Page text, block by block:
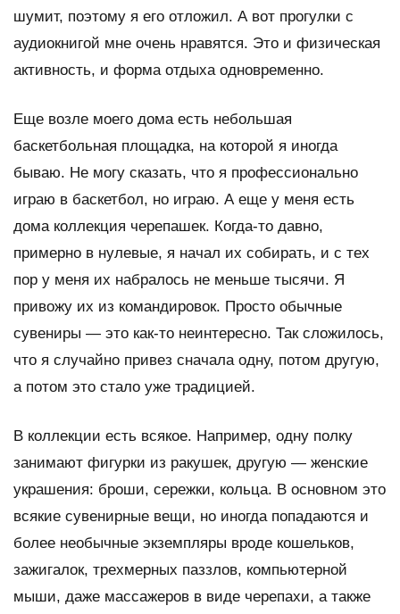
шумит, поэтому я его отложил. А вот прогулки с
аудиокнигой мне очень нравятся. Это и физическая
активность, и форма отдыха одновременно.
Еще возле моего дома есть небольшая
баскетбольная площадка, на которой я иногда
бываю. Не могу сказать, что я профессионально
играю в баскетбол, но играю. А еще у меня есть
дома коллекция черепашек. Когда-то давно,
примерно в нулевые, я начал их собирать, и с тех
пор у меня их набралось не меньше тысячи. Я
привожу их из командировок. Просто обычные
сувениры — это как-то неинтересно. Так сложилось,
что я случайно привез сначала одну, потом другую,
а потом это стало уже традицией.
В коллекции есть всякое. Например, одну полку
занимают фигурки из ракушек, другую — женские
украшения: броши, сережки, кольца. В основном это
всякие сувенирные вещи, но иногда попадаются и
более необычные экземпляры вроде кошельков,
зажигалок, трехмерных паззлов, компьютерной
мыши, даже массажеров в виде черепахи, а также